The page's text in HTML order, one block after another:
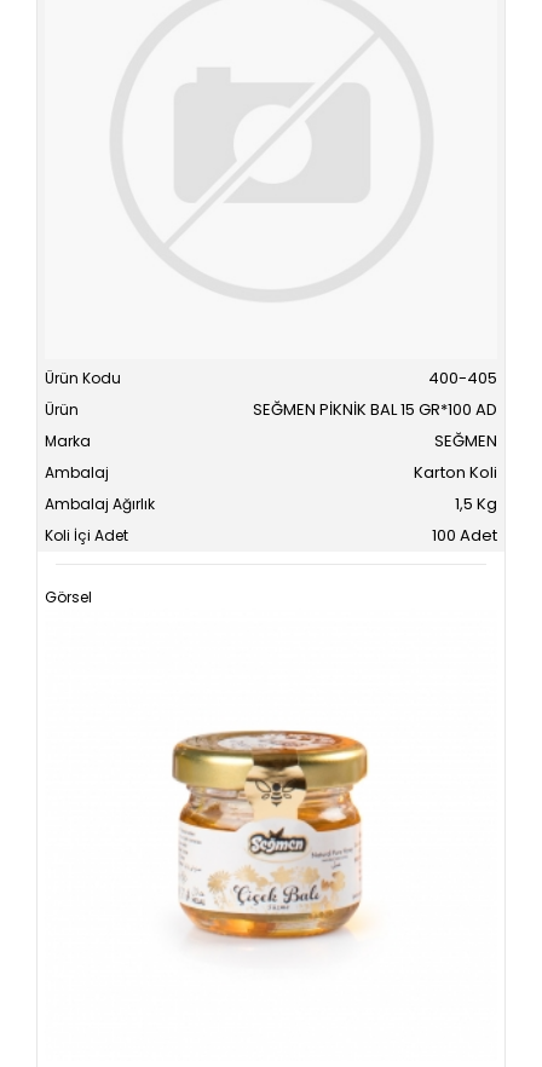
400-405
SEĞMEN PİKNİK BAL 15 GR*100 AD
SEĞMEN
Karton Koli
1,5 Kg
100 Adet